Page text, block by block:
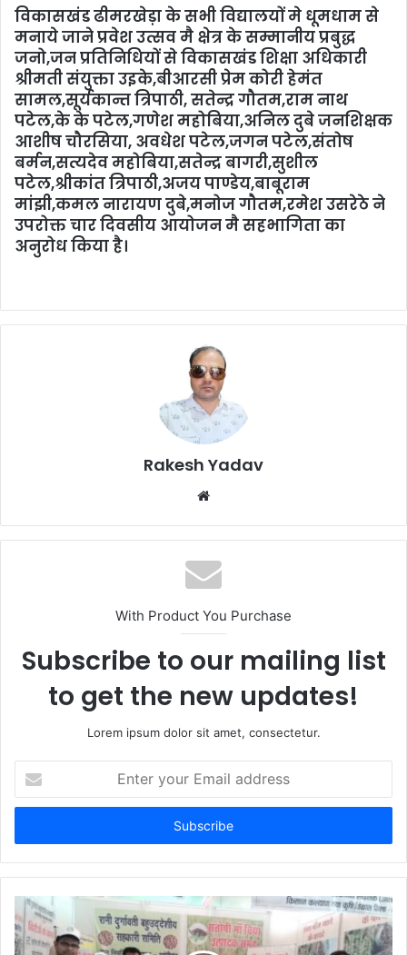
विकासखंड ढीमरखेड़ा के सभी विद्यालयों मे धूमधाम से
मनाये जाने प्रवेश उत्सव मै क्षेत्र के सम्मानीय प्रबुद्ध
जनो,जन प्रतिनिधियों से विकासखंड शिक्षा अधिकारी
श्रीमती संयुक्ता उइके,बीआरसी प्रेम कोरी हेमंत
सामल,सूर्यकान्त त्रिपाठी, सतेन्द्र गौतम,राम नाथ
पटेल,के के पटेल,गणेश महोबिया,अनिल दुबे जनशिक्षक
आशीष चौरसिया, अवधेश पटेल,जगन पटेल,संतोष
बर्मन,सत्यदेव महोबिया,सतेन्द्र बागरी,सुशील
पटेल,श्रीकांत त्रिपाठी,अजय पाण्डेय,बाबूराम
मांझी,कमल नारायण दुबे,मनोज गौतम,रमेश उसरेठे ने
उपरोक्त चार दिवसीय आयोजन मै सहभागिता का
अनुरोध किया है।
Rakesh Yadav
b
s
i
e
With Product You Purchase
Subscribe to our mailing list
to get the new updates!
Lorem ipsum dolor sit amet, consectetur.
t
r
y
r
E